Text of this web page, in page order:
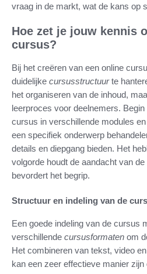
vraag in de markt, wat de kans op
Hoe zet je jouw kennis
cursus?
Bij het creëren van een online
duidelijke cursusstructuurte
het organiseren van de inhoud,
leerproces voor deelnemers.
cursus in verschillende modules
een specifiek onderwerp
details en diepgang bieden. Het
volgorde houdt de aandacht van
bevordert het begrip.
Structuur en indeling van de
Een goede indeling van de cursus
verschillende cursusformaten om
Het combineren van tekst, video
kan een zeer effectieve manier